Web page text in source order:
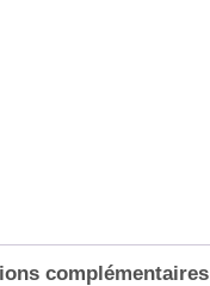
complémentaires